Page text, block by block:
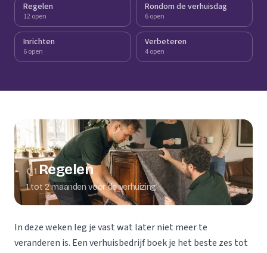
Regelen
12 open
Rondom de verhuisdag
6 open
Inrichten
6 open
Verbeteren
4 open
01 Regelen
1 tot 2 maanden voor de verhuizing
In deze weken leg je vast wat later niet meer te
veranderen is. Een verhuisbedrijf boek je het beste zes tot